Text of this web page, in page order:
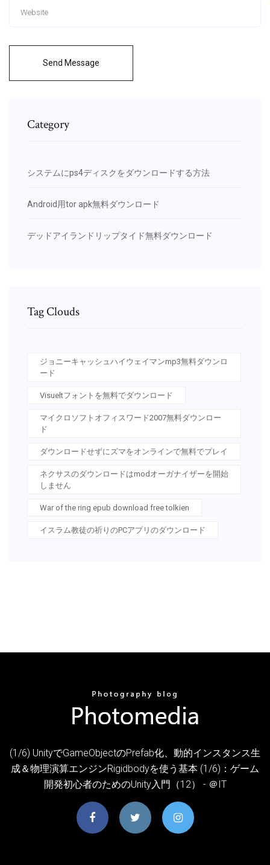
Send Message
Category
システムにps4ディスクをダウンロードする方法
Android用tor apk無料ダウンロード
デッドアイランドリップタイド無料ダウンロード
Tag Clouds
ジョニーキャッシュハイウェイマンmp3無料ダウンロ
ード
Visueltフォントを無料でダウンロード
マイクロソフトオフィスワード2007無料ダウンロー
ド
ダウンロードせずにズマをオンラインで無料でプレイ
ネクサスのダウンロードはmodオーガナイザーを開始
しません
War of the ring epub download free tolkien
イスラム教徒の祈りのPCアプリのダウンロード
(1/6) UnityでGameObjectのPrefab化、動的インスタンス生
成＆物理演算エンジンRigidbodyを使う基本 (1/6)：ゲーム
開発初心者のためのUnity入門（12） - ＠IT